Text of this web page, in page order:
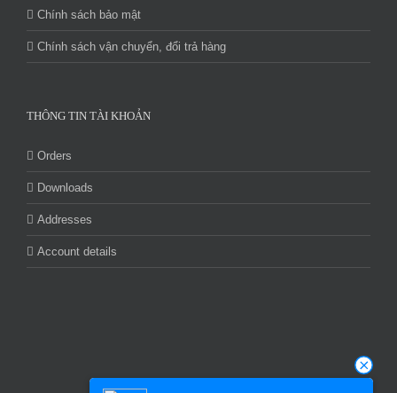
Chính sách bảo mật
Chính sách vận chuyển, đổi trả hàng
THÔNG TIN TÀI KHOẢN
Orders
Downloads
Addresses
Account details